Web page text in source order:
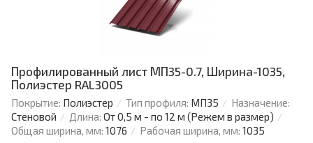
Профилированный лист МП35-0.7, Ширина-1035,
Полиэстер RAL3005
Покрытие: Полиэстер Тип профиля: МП35
Назначение:
Стеновой
Длина: От 0,5 м - по 12 м (Режем в размер)
Общая ширина, мм: 1076 Рабочая ширина, мм: 1035